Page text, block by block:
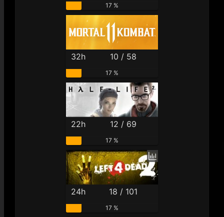
17 %
32h 10 / 58
17 %
22h 12 / 69
17 %
24h 18 / 101
17 %